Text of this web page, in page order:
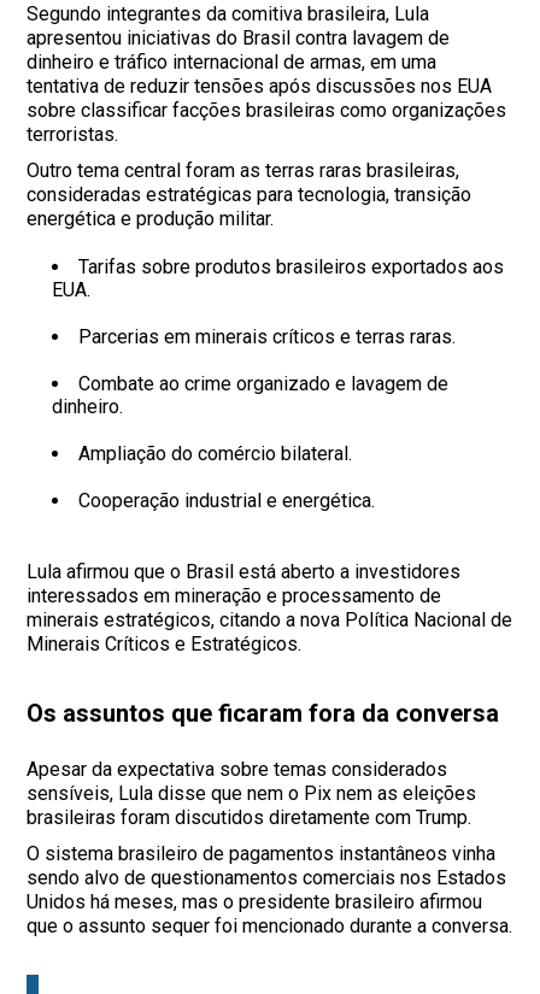
Segundo integrantes da comitiva brasileira, Lula
apresentou iniciativas do Brasil contra lavagem de
dinheiro e tráfico internacional de armas, em uma
tentativa de reduzir tensões após discussões nos EUA
sobre classificar facções brasileiras como organizações
terroristas.
Outro tema central foram as terras raras brasileiras,
consideradas estratégicas para tecnologia, transição
energética e produção militar.
Tarifas sobre produtos brasileiros exportados aos
EUA.
Parcerias em minerais críticos e terras raras.
Combate ao crime organizado e lavagem de
dinheiro.
Ampliação do comércio bilateral.
Cooperação industrial e energética.
Lula afirmou que o Brasil está aberto a investidores
interessados em mineração e processamento de
minerais estratégicos, citando a nova Política Nacional de
Minerais Críticos e Estratégicos.
Os assuntos que ficaram fora da conversa
Apesar da expectativa sobre temas considerados
sensíveis, Lula disse que nem o Pix nem as eleições
brasileiras foram discutidos diretamente com Trump.
O sistema brasileiro de pagamentos instantâneos vinha
sendo alvo de questionamentos comerciais nos Estados
Unidos há meses, mas o presidente brasileiro afirmou
que o assunto sequer foi mencionado durante a conversa.